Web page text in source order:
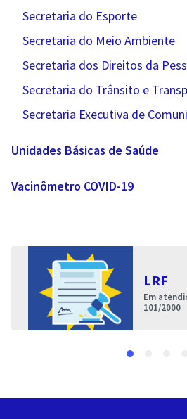
Secretaria do Esporte
Secretaria do Meio Ambiente
Secretaria dos Direitos da
Secretaria do Trânsito e
Secretaria Executiva de
Unidades Básicas de Saúde
Vacinômetro COVID-19
LRF
Em
101/2000